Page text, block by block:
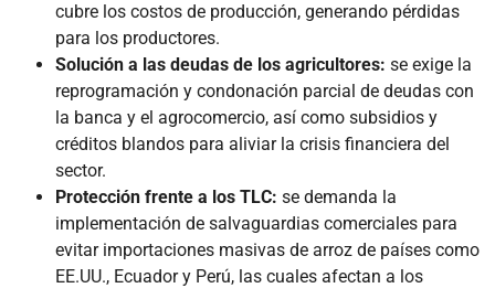
cubre los costos de producción, generando pérdidas
para los productores.
Solución a las deudas de los agricultores: se exige la
reprogramación y condonación parcial de deudas con
la banca y el agrocomercio, así como subsidios y
créditos blandos para aliviar la crisis financiera del
sector.
Protección frente a los TLC: se demanda la
implementación de salvaguardias comerciales para
evitar importaciones masivas de arroz de países como
EE.UU., Ecuador y Perú, las cuales afectan a los